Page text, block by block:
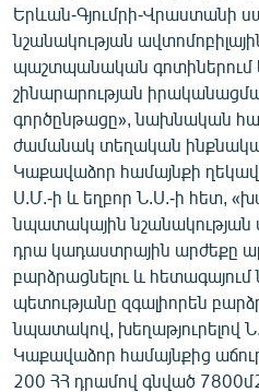
Երևան-Գյումրի-Վրաստանի
նշանակության
պաշտպանական գոտիներում
շինարարության
գործընթացը», նախնական
ժամանակ տեղական
Կաքավաձոր համայնքի
Ս.Մ.-ի և եղբոր Ն.Ս.-ի հետ,
նպատակային
դրա կադաստրային արժեքը
բարձրացնելու և հետագայում
պետությանը զգալիորեն
նպատակով, խեղաթյուրելով
Կաքավաձոր համայնքից
200 ՀՀ դրամով գնված